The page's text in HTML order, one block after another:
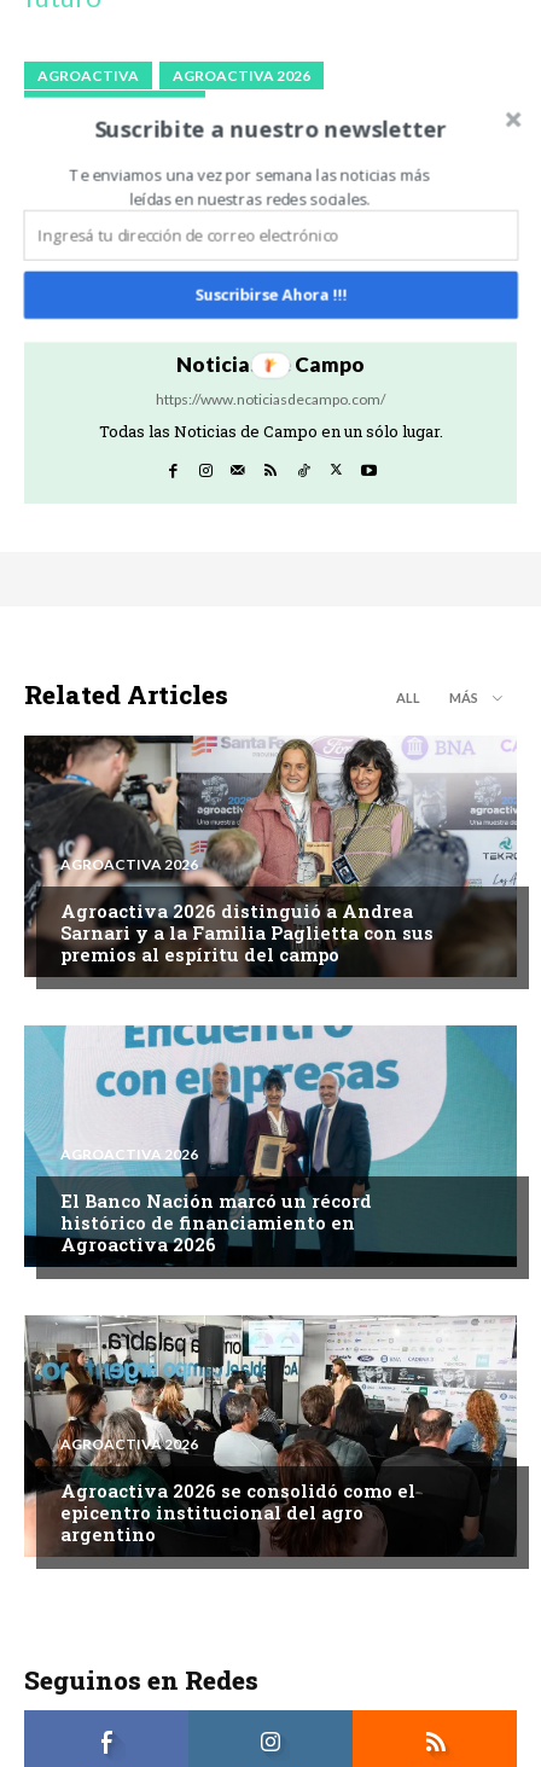
AGROACTIVA
AGROACTIVA 2026
AGROACTIVA ARENA
Artículo anterior
Con foco en eventos,
se presentó BA Ferial
Artículo siguiente
Exceso hídrico: claves para
Noticias De Campo
https://www.noticiasdecampo.com/
Todas las Noticias de Campo en un sólo lugar.
Related Articles ALL MÁS
AGROACTIVA 2026
Agroactiva 2026 distinguió a Andrea
Sarnari y a la Familia Paglietta con sus
premios al espíritu del campo
AGROACTIVA 2026
El Banco Nación marcó un récord
histórico de financiamiento en
Agroactiva 2026
AGROACTIVA 2026
Agroactiva 2026 se consolidó como el
epicentro institucional del agro
argentino
Seguinos en Redes
Suscribite a nuestro newsletter
Te enviamos una vez por semana las noticias más
leídas en nuestras redes sociales.
Suscribirse Ahora !!!